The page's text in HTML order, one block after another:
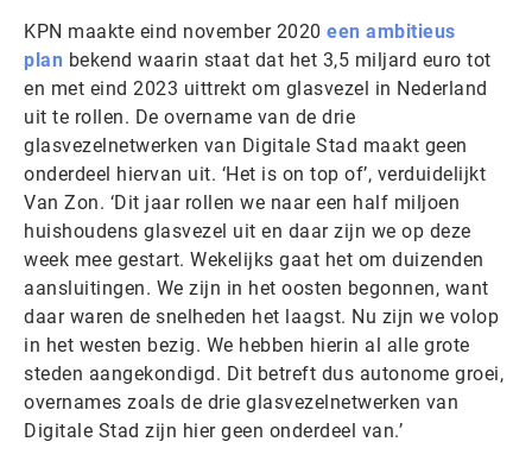
KPN maakte eind november 2020 een ambitieus
plan bekend waarin staat dat het 3,5 miljard euro tot
en met eind 2023 uittrekt om glasvezel in Nederland
uit te rollen. De overname van de drie
glasvezelnetwerken van Digitale Stad maakt geen
onderdeel hiervan uit. ‘Het is on top of’, verduidelijkt
Van Zon. ‘Dit jaar rollen we naar een half miljoen
huishoudens glasvezel uit en daar zijn we op deze
week mee gestart. Wekelijks gaat het om duizenden
aansluitingen. We zijn in het oosten begonnen, want
daar waren de snelheden het laagst. Nu zijn we volop
in het westen bezig. We hebben hierin al alle grote
steden aangekondigd. Dit betreft dus autonome groei,
overnames zoals de drie glasvezelnetwerken van
Digitale Stad zijn hier geen onderdeel van.’